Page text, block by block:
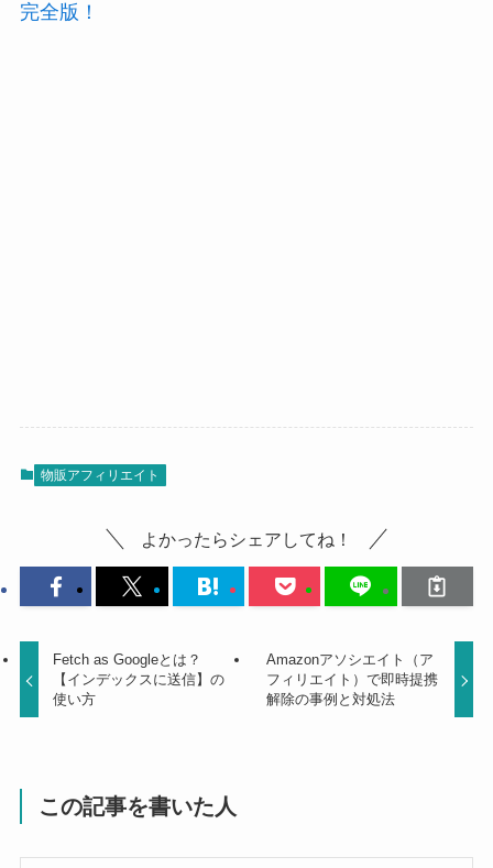
完全版！
物販アフィリエイト
よかったらシェアしてね！
Fetch as Googleとは？
【インデックスに送信】の
使い方
Amazonアソシエイト（ア
フィリエイト）で即時提携
解除の事例と対処法
この記事を書いた人